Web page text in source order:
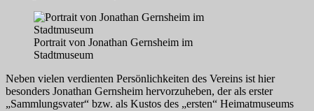
Portrait von Jonathan Gernsheim im
Stadtmuseum
Neben vielen verdienten Persönlichkeiten des Vereins ist hier
besonders Jonathan Gernsheim hervorzuheben, der als erster
„Sammlungsvater“ bzw. als Kustos des „ersten“ Heimatmuseums